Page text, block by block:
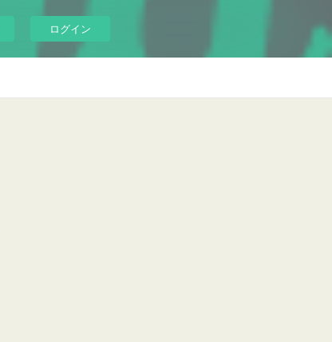
ログイン